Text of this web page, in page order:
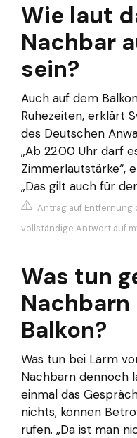
Wie laut
Nachbar
sein?
Auch auf dem
Ruhezeiten, erklärt
des Deutschen
„Ab 22.00 Uhr darf
Zimmerlautstärke“,
„Das gilt auch für
Antrag auf Entfernung
vollständige Antwort auf
Was tun
Balkon?
Was tun bei Lärm
Nachbarn dennoch
einmal das
nichts, können
rufen. „Da ist man